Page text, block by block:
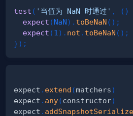
test ( '当值为 NaN 时通过' , ( )
expect (NaN) . toBeNaN ( ) ;
expect (1 ) . not . toBeNaN ( ) ;
}) ;
expect . extend (matchers)
expect . any(constructor)
expect .